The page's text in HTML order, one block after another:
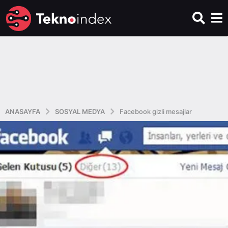
ANASAYFA SOSYAL MEDYA Facebook gizli mesajlar